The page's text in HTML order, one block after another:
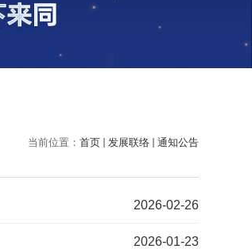
当前位置： 首页 发展联络 通知公告
2026-02-26
2026-01-23